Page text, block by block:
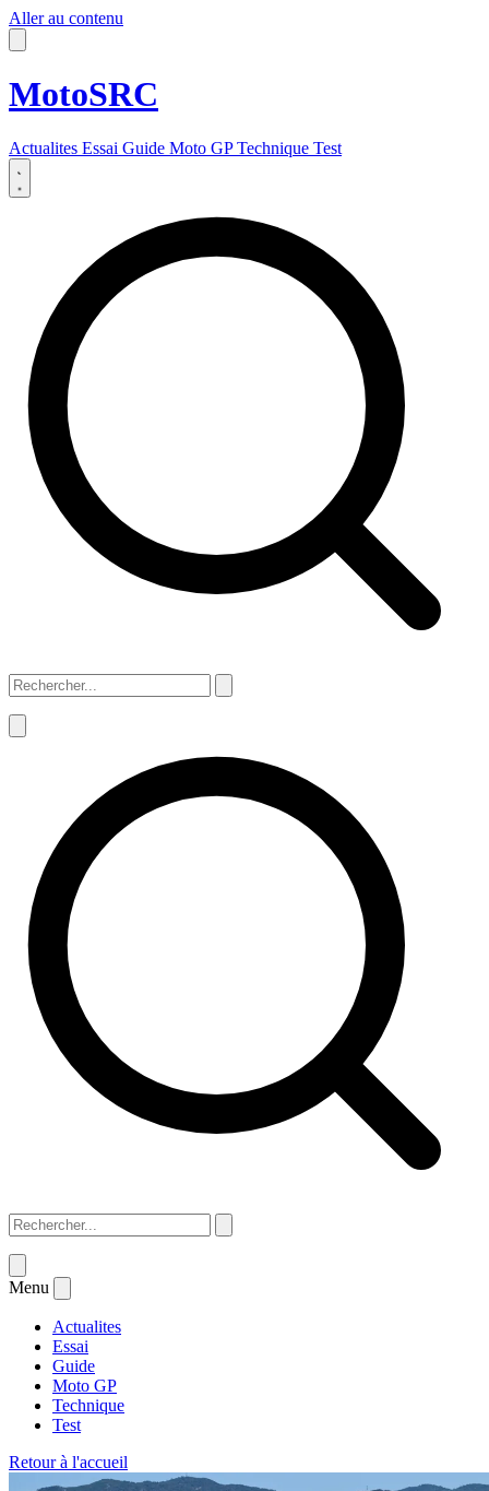
Aller au contenu
MotoSRC
Actualites Essai Guide Moto GPTechnique Test
Menu
Actualites
Essai
Guide
Moto GP
Technique
Test
Retour à l'accueil